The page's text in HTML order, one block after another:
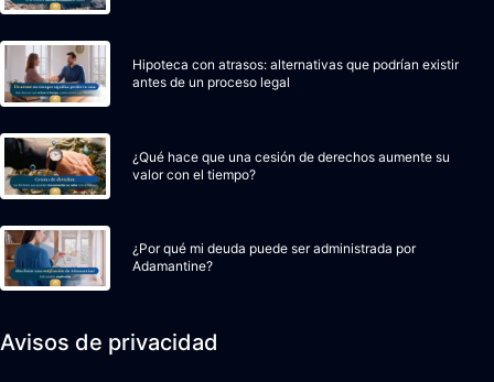
Hipoteca con atrasos: alternativas que podrían existir
antes de un proceso legal
¿Qué hace que una cesión de derechos aumente su
valor con el tiempo?
¿Por qué mi deuda puede ser administrada por
Adamantine?
Avisos de privacidad